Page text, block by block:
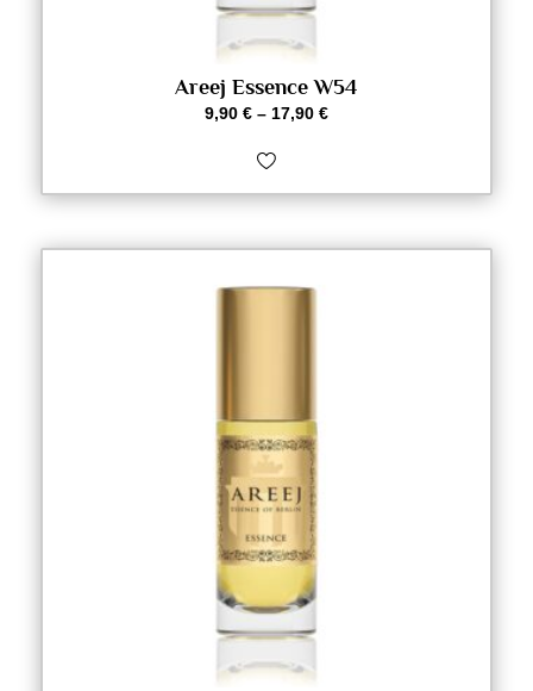
Areej Essence W54
9,90 €– 17,90 €